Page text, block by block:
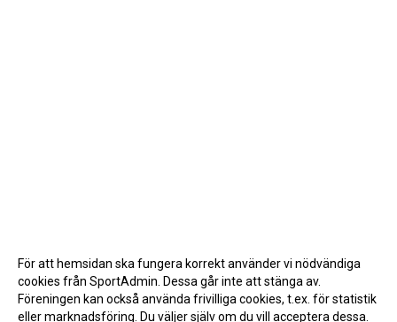
För att hemsidan ska fungera korrekt använder vi nödvändiga
cookies från SportAdmin. Dessa går inte att stänga av.
Föreningen kan också använda frivilliga cookies, t.ex. för statistik
eller marknadsföring. Du väljer själv om du vill acceptera dessa.